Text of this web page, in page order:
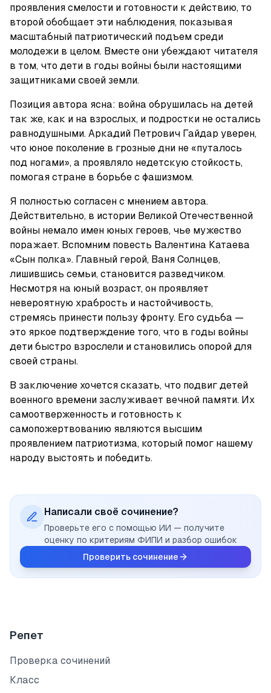
проявления смелости и готовности к действию, то
второй обобщает эти наблюдения, показывая
масштабный патриотический подъем среди
молодежи в целом. Вместе они убеждают читателя
в том, что дети в годы войны были настоящими
защитниками своей земли.
Позиция автора ясна: война обрушилась на детей
так же, как и на взрослых, и подростки не остались
равнодушными. Аркадий Петрович Гайдар уверен,
что юное поколение в грозные дни не «путалось
под ногами», а проявляло недетскую стойкость,
помогая стране в борьбе с фашизмом.
Я полностью согласен с мнением автора.
Действительно, в истории Великой Отечественной
войны немало имен юных героев, чье мужество
поражает. Вспомним повесть Валентина Катаева
«Сын полка». Главный герой, Ваня Солнцев,
лишившись семьи, становится разведчиком.
Несмотря на юный возраст, он проявляет
невероятную храбрость и настойчивость,
стремясь принести пользу фронту. Его судьба —
это яркое подтверждение того, что в годы войны
дети быстро взрослели и становились опорой для
своей страны.
В заключение хочется сказать, что подвиг детей
военного времени заслуживает вечной памяти. Их
самоотверженность и готовность к
самопожертвованию являются высшим
проявлением патриотизма, который помог нашему
народу выстоять и победить.
Написали своё сочинение?
Проверьте его с помощью ИИ — получите
оценку по критериям ФИПИ и разбор ошибок
Проверить сочинение
Репет
Проверка сочинений
Класс